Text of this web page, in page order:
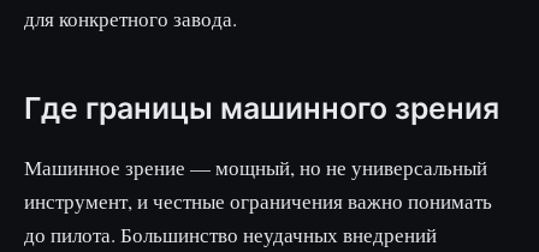
для конкретного завода.
Где границы машинного зрения
Машинное зрение — мощный, но не универсальный
инструмент, и честные ограничения важно понимать
до пилота. Большинство неудачных внедрений